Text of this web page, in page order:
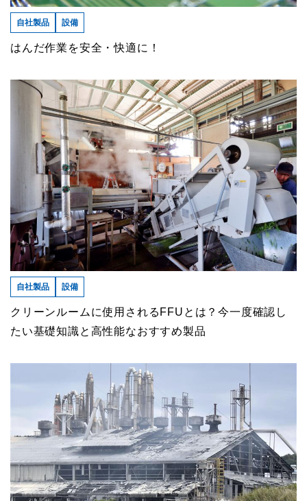
はんだ作業を安全・快適に！
自社製品 設備
クリーンルームに使用されるFFUとは？今一度確認し
たい基礎知識と高性能なおすすめ製品
自社製品 設備